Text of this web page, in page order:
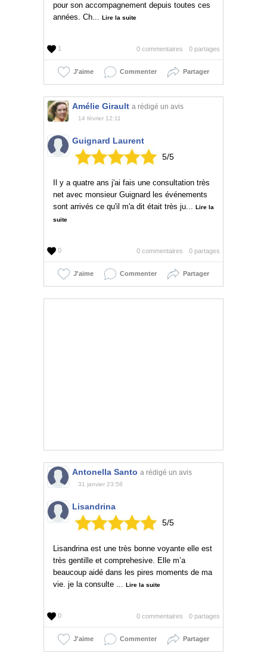
pour son accompagnement depuis toutes ces
années. Ch...
Lire la suite
1 0 partages
0 commentaires
J'aime Commenter Partager
Amélie Girault a rédigé un avis
14 février 12:11
Guignard Laurent
5/5
Il y a quatre ans j'ai fais une consultation très
net avec monsieur Guignard les événements
sont arrivés ce qu'il m'a dit était très ju...
Lire la
suite
0 0 partages
0 commentaires
J'aime Commenter Partager
Antonella Santo a rédigé un avis
31 janvier 23:58
Lisandrina
5/5
Lisandrina est une très bonne voyante elle est
très gentille et comprehesive. Elle m’a
beaucoup aidé dans les pires moments de ma
vie. je la consulte ...
Lire la suite
0 0 partages
0 commentaires
J'aime Commenter Partager